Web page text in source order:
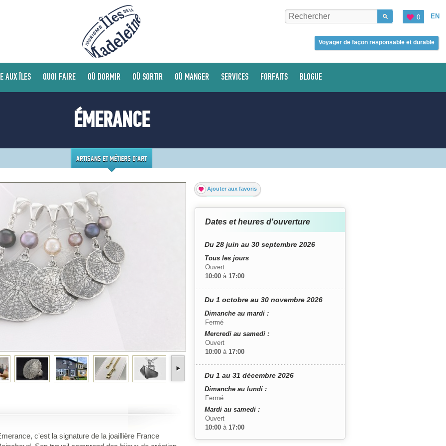
EN
0
Voyager de façon responsable et durable
AUX ÎLES QUOI FAIRE OÙ DORMIR OÙ SORTIR OÙ MANGER SERVICES FORFAITS BLOGUE
ÉMERANCE
ARTISANS ET MÉTIERS D'ART
c'est la signature de la joaillière France
Ajouter aux favoris
Dates et heures d'ouverture
Du 28 juin au 30 septembre 2026
Tous les jours
Ouvert
10:00à 17:00
Du 1 octobre au 30 novembre 2026
Dimanche au mardi :
Fermé
Mercredi au samedi :
Ouvert
10:00à 17:00
Du 1 au 31 décembre 2026
Dimanche au lundi :
Fermé
Mardi au samedi :
Ouvert
10:00à 17:00